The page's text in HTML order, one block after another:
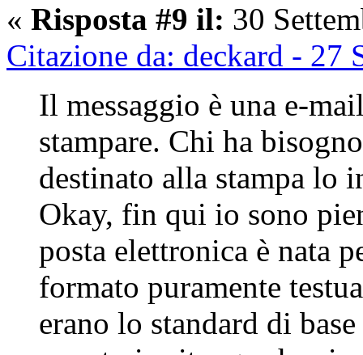
« Risposta #9 il: 30
Citazione da: deckard - 27
Il messaggio è una e-
stampare. Chi ha
destinato alla stampa lo
Okay, fin qui io sono
posta elettronica è nata
formato puramente
erano lo standard di